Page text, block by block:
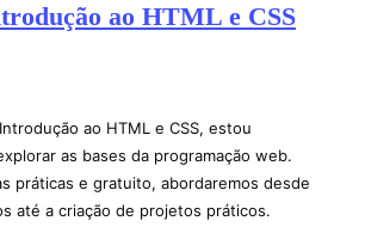
ao HTML e CSS
ao HTML e CSS, estou
as bases da programação web.
práticas e gratuito, abordaremos desde
até a criação de projetos práticos.